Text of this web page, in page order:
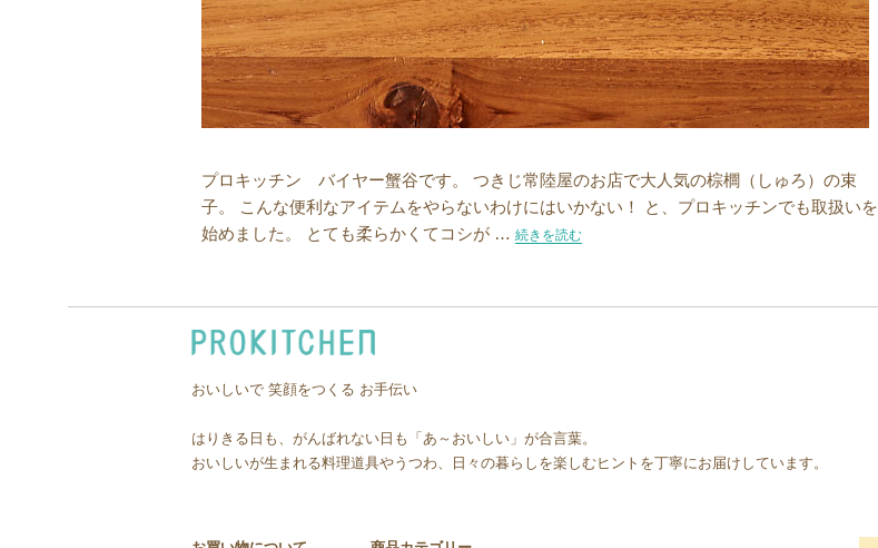
プロキッチン バイヤー蟹谷です。 つきじ常陸屋のお店で大人気の棕櫚（しゅろ）の束
子。 こんな便利なアイテムをやらないわけにはいかない！ と、プロキッチンでも取扱いを
始めました。 とても柔らかくてコシが … “「しゅろ」って何？”の
続きを読む
おいしいで 笑顔をつくる お手伝い
はりきる日も、がんばれない日も「あ～おいしい」が合言葉。
おいしいが生まれる料理道具やうつわ、日々の暮らしを楽しむヒントを丁寧にお届けしています。